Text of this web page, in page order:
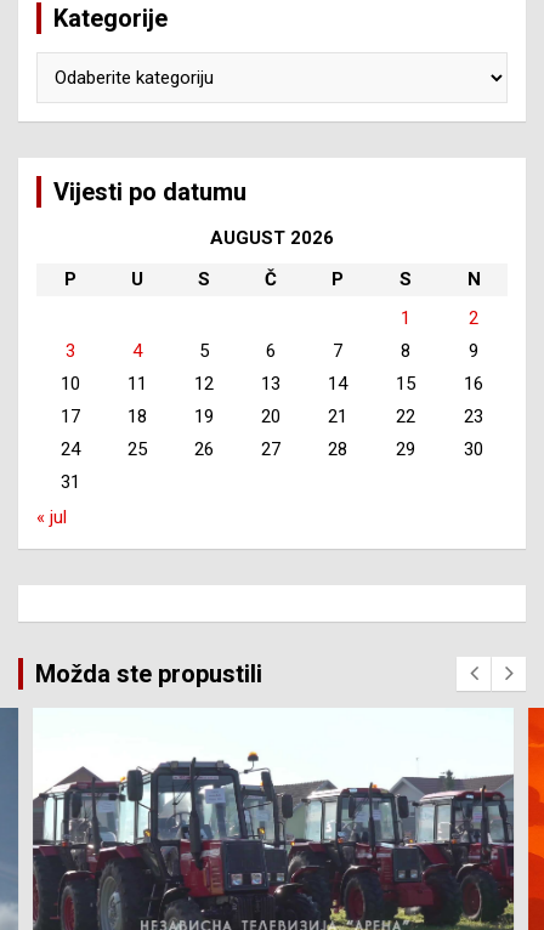
Kategorije
Vijesti po datumu
AUGUST 2026
P
U S Č P S
N
1
2
3
4 5 6 7 8
9
10
11 12 13 14 15
16
17
18 19 20 21 22
23
24
25 26 27 28 29
30
31
« jul
Možda ste propustili